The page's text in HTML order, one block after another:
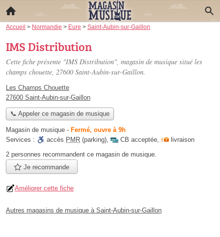
Accueil > Normandie > Eure > Saint-Aubin-sur-Gaillon
IMS Distribution
Cette fiche présente "IMS Distribution", magasin de musique situé les
champs chouette, 27600 Saint-Aubin-sur-Gaillon.
Les Champs Chouette
27600 Saint-Aubin-sur-Gaillon
📞 Appeler ce magasin de musique
Magasin de musique - Fermé, ouvre à 9h
Services :
accès PMR (parking), CB acceptée,
livraison
2 personnes recommandent ce magasin de musique.
Je recommande
Améliorer cette fiche
Autres magasins de musique à Saint-Aubin-sur-Gaillon